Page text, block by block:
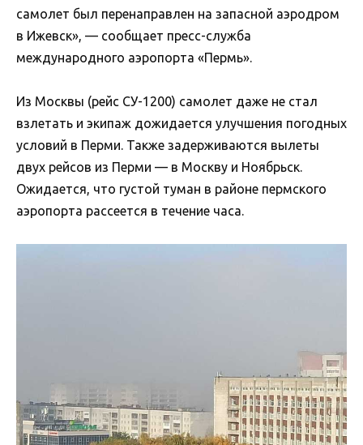
самолет был перенаправлен на запасной аэродром
в Ижевск», — сообщает пресс-служба
международного аэропорта «Пермь».
Из Москвы (рейс СУ-1200) самолет даже не стал
взлетать и экипаж дожидается улучшения погодных
условий в Перми. Также задерживаются вылеты
двух рейсов из Перми — в Москву и Ноябрьск.
Ожидается, что густой туман в районе пермского
аэропорта рассеется в течение часа.